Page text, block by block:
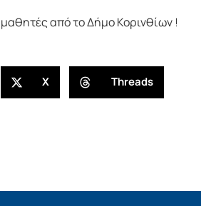
από το Δήμο Κορινθίων !
X Threads